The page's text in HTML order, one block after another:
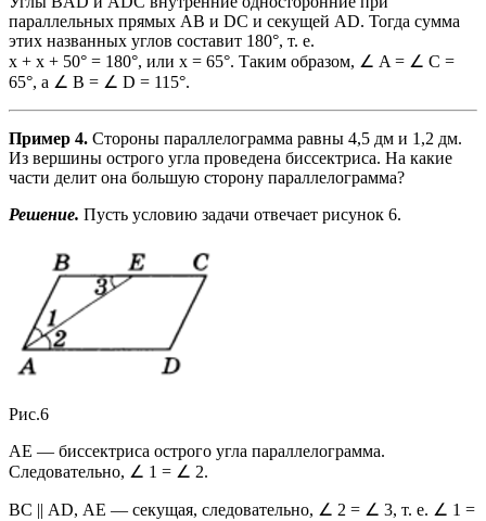
параллельных прямых АВ и DC и секущей AD. Тогда сумма
этих названных углов составит 180°, т. е.
х + х + 50° = 180°, или х = 65°. Таким образом, ∠ A = ∠ C =
65°, a ∠ B = ∠ D = 115°.
Пример 4. Стороны параллелограмма равны 4,5 дм и 1,2 дм.
Из вершины острого угла проведена биссектриса. На какие
части делит она большую сторону параллелограмма?
Решение. Пусть условию задачи отвечает рисунок 6.
Рис.6
АЕ — биссектриса острого угла параллелограмма.
Следовательно, ∠ 1 = ∠ 2.
ВС || AD, АЕ — секущая, следовательно, ∠ 2 = ∠ 3, т. е. ∠ 1 =